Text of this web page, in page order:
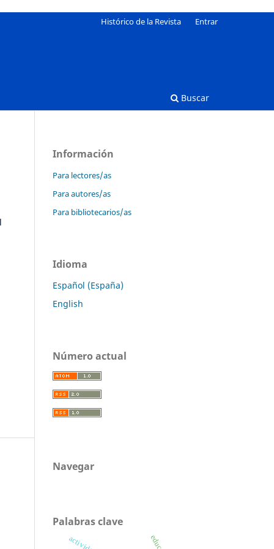
Buscar
Histórico de la Revista Entrar
Información
Para lectores/as
Para autores/as
Para bibliotecarios/as
Idioma
Español (España)
English
Número actual
Navegar
Palabras clave